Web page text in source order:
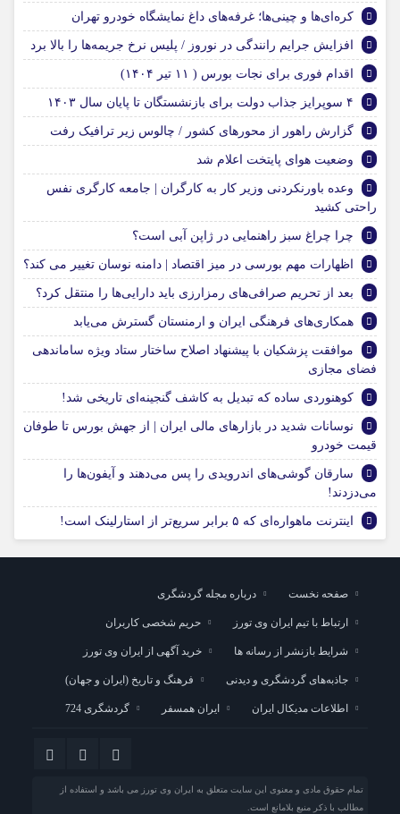
کره‌ای‌ها و چینی‌ها؛ غرفه‌های داغ نمایشگاه خودرو تهران
افزایش جرایم رانندگی در نوروز / پلیس نرخ جریمه‌ها را بالا برد
اقدام فوری برای نجات بورس ( ۱۱ تیر ۱۴۰۴)
۴ سوپرایز جذاب دولت برای بازنشستگان تا پایان سال ۱۴۰۳
گزارش راهور از محور‌های کشور / چالوس زیر ترافیک رفت
وضعیت هوای پایتخت اعلام شد
وعده باورنکردنی وزیر کار به کارگران | جامعه کارگری نفس
راحتی کشید
چرا چراغ‌ سبز راهنمایی در ژاپن آبی است؟
اظهارات مهم بورسی در میز اقتصاد | دامنه نوسان تغییر می کند؟
بعد از تحریم صرافی‌های رمزارزی باید دارایی‌ها را منتقل کرد؟
همکاری‌های فرهنگی ایران و ارمنستان گسترش می‌یابد
موافقت پزشکیان با پیشنهاد اصلاح ساختار ستاد ویژه ساماندهی
فضای مجازی
کوهنوردی ساده که تبدیل به کاشف گنجینه‌ای تاریخی شد!
نوسانات شدید در بازارهای مالی ایران | از جهش بورس تا طوفان
قیمت خودرو
سارقان گوشی‌های اندرویدی را پس می‌دهند و آیفون‌ها را
می‌دزدند!
اینترنت ماهواره‌ای که ۵ برابر سریع‌تر از استارلینک است!
صفحه نخست درباره مجله گردشگری
ارتباط با تیم ایران وی تورز حریم شخصی کاربران
شرایط بازنشر از رسانه ها خرید آگهی از ایران وی تورز
جاذبه‌های گردشگری و دیدنی فرهنگ و تاریخ (ایران و جهان)
اطلاعات مدیکال ایران ایران همسفر گردشگری 724
تمام حقوق مادی و معنوی این سایت متعلق به ایران وی تورز می باشد و استفاده از
مطالب با ذکر منبع بلامانع است.